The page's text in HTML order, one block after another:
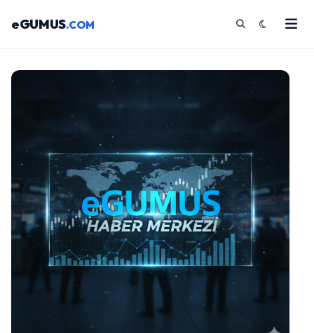
eGUMUS.COM